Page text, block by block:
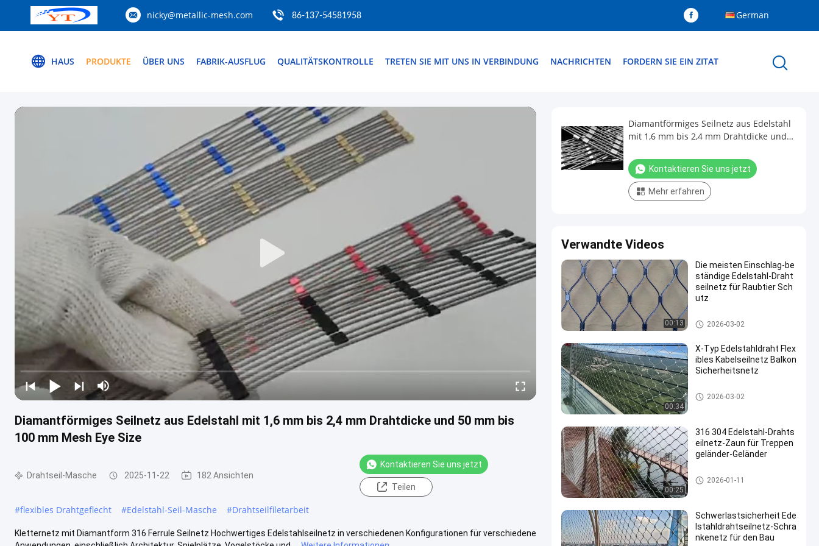
nicky@metallic-mesh.com 86-137-54581958 German
HAUS PRODUKTE ÜBER UNS FABRIK-AUSFLUG QUALITÄTSKONTROLLE TRETEN SIE MIT UNS IN VERBINDUNG NACHRICHTEN FORDERN SIE EIN ZITAT
Diamantförmiges Seilnetz aus Edelstahl mit 1,6 mm bis 2,4 mm Drahtdicke und 50 mm bis
100 mm Mesh Eye Size
Drahtseil-Masche 2025-11-22 182 Ansichten
Kontaktieren Sie uns jetzt
Teilen
#flexibles Drahtgeflecht #Edelstahl-Seil-Masche #Drahtseilfiletarbeit
Kletternetz mit Diamantform 316 Ferrule Seilnetz Hochwertiges Edelstahlseilnetz in verschiedenen Konfigurationen für verschiedene
Diamantförmiges Seilnetz aus Edelstahl
mit 1,6 mm bis 2,4 mm Drahtdicke und
Kontaktieren Sie uns jetzt
Mehr erfahren
Verwandte Videos
00:13
Die meisten Einschlag-be
ständige Edelstahl-Draht
seilnetz für Raubtier Sch
utz
Drahtseil-Masche
2026-03-02
00:34
X-Typ Edelstahldraht Flex
ibles Kabelseilnetz Balkon
Sicherheitsnetz
Drahtseil-Masche
2026-03-02
00:25
316 304 Edelstahl-Drahts
eilnetz-Zaun für Treppen
geländer-Geländer
Drahtseil-Masche
2026-01-11
Schwerlastsicherheit Ede
lstahldrahtseilnetz-Schra
nkenetz für den Bau